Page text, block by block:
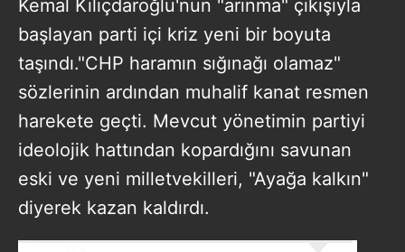
Kemal Kılıçdaroğlu'nun "arınma" çıkışıyla
başlayan parti içi kriz yeni bir boyuta
taşındı."CHP haramın sığınağı olamaz"
sözlerinin ardından muhalif kanat resmen
harekete geçti. Mevcut yönetimin partiyi
ideolojik hattından kopardığını savunan
eski ve yeni milletvekilleri, "Ayağa kalkın"
diyerek kazan kaldırdı.